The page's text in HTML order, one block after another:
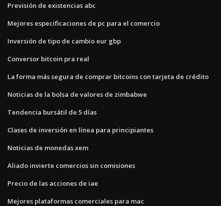
Previsión de existencias abc
Mejores especificaciones de pc para el comercio
Inversión de tipo de cambio eur gbp
Conversor bitcoin pra real
La forma más segura de comprar bitcoins con tarjeta de crédito
Noticias de la bolsa de valores de zimbabwe
Tendencia bursátil de 5 días
Clases de inversión en línea para principiantes
Noticias de monedas xem
Aliado invierte comercios sin comisiones
Precio de las acciones de iae
Mejores plataformas comerciales para mac